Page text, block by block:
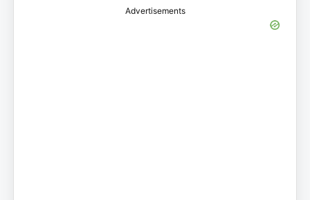
Advertisements